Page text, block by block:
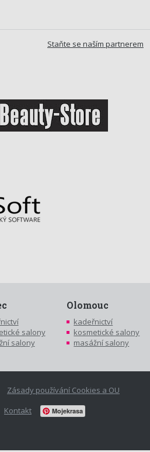
Staňte se naším partnerem
salony
salony
Olomouc
kadeřnictví
kosmetické salony
masážní salony
Zásady používání Cookies a OU
Kontakt
Mojekrasa